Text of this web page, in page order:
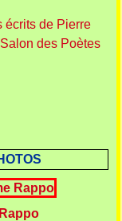
écrits de Pierre
des Poètes